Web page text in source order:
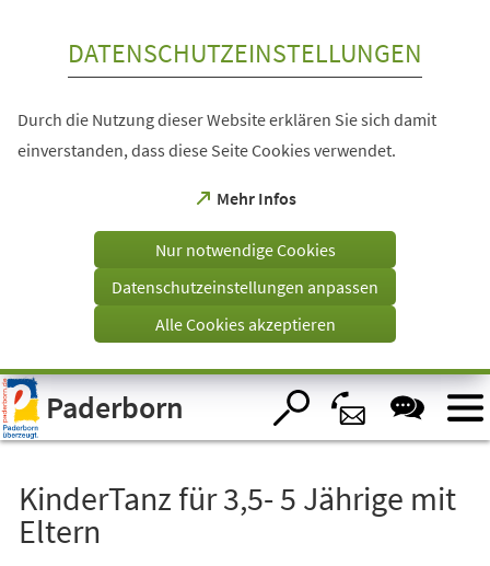
Visuelle
Assistenzsoftware
öffnen.
DATENSCHUTZEINSTELLUNGEN
Durch die Nutzung dieser Website erklären Sie sich damit
einverstanden, dass diese Seite Cookies verwendet.
Mehr Infos
(Öffnet
einem
Tab)
Nur notwendige Cookies
Datenschutzeinstellungen anpassen
Alle Cookies akzeptieren
Paderborn
KinderTanz für 3,5- 5 Jährige mit
Eltern